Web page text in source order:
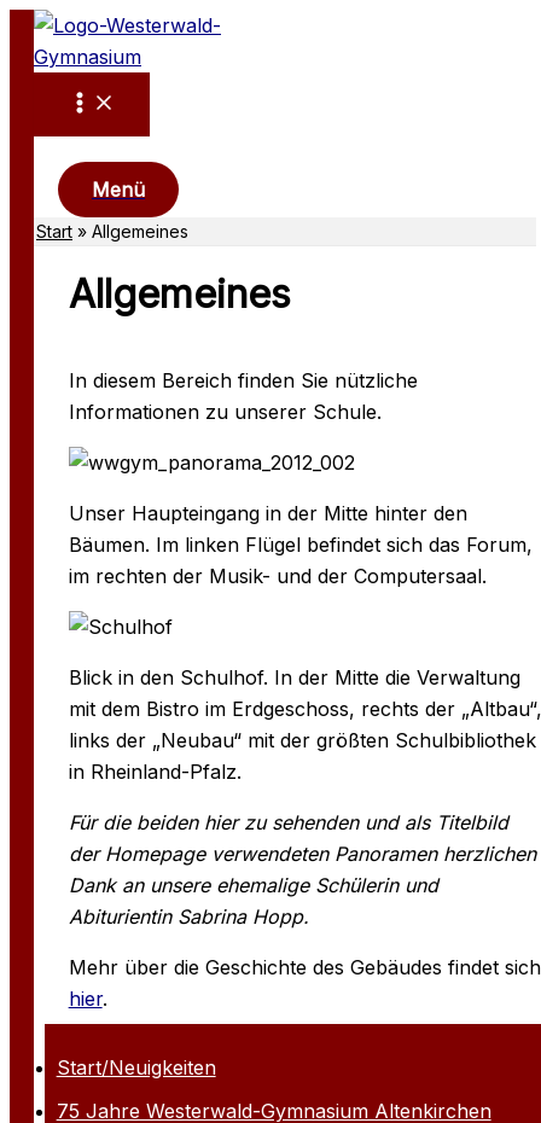
Zum
Inhalt
springen
Menü
Start Allgemeines
Start/Neuigkeiten
75 Jahre Westerwald-Gymnasium Altenkirchen
Allgemeines
In diesem Bereich finden Sie nützliche
Informationen zu unserer Schule.
Unser Haupteingang in der Mitte hinter den
Bäumen. Im linken Flügel befindet sich das Forum,
im rechten der Musik- und der Computersaal.
Blick in den Schulhof. In der Mitte die Verwaltung
mit dem Bistro im Erdgeschoss, rechts der „Altbau“,
links der „Neubau“ mit der größten Schulbibliothek
in Rheinland-Pfalz.
Für die beiden hier zu sehenden und als Titelbild
der Homepage verwendeten Panoramen herzlichen
Dank an unsere ehemalige Schülerin und
Abiturientin Sabrina Hopp.
Mehr über die Geschichte des Gebäudes findet sich
hier.